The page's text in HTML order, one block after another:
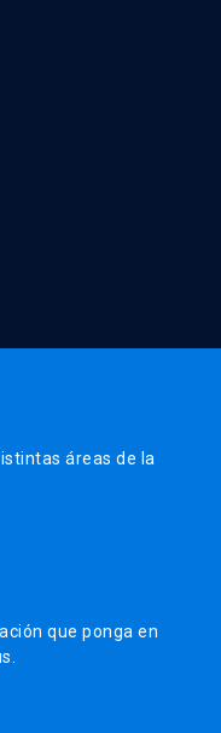
áreas de la
que ponga en